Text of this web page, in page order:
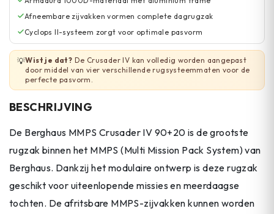
Afneembare zijvakken vormen complete dagrugzak
Cyclops II-systeem zorgt voor optimale pasvorm
💡Wist je dat? De Crusader IV kan volledig worden aangepast
door middel van vier verschillende rugsysteemmaten voor de
perfecte pasvorm.
BESCHRIJVING
De Berghaus MMPS Crusader IV 90+20 is de grootste
rugzak binnen het MMPS (Multi Mission Pack System) van
Berghaus. Dankzij het modulaire ontwerp is deze rugzak
geschikt voor uiteenlopende missies en meerdaagse
tochten. De afritsbare MMPS-zijvakken kunnen worden